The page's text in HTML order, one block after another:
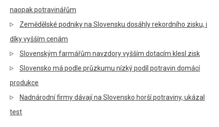
naopak potravinářům
Zemědělské podniky na Slovensku dosáhly rekordního zisku, i
díky vyšším cenám
Slovenským farmářům navzdory vyšším dotacím klesl zisk
Slovensko má podle průzkumu nízký podíl potravin domácí
produkce
Nadnárodní firmy dávají na Slovensko horší potraviny, ukázal
test